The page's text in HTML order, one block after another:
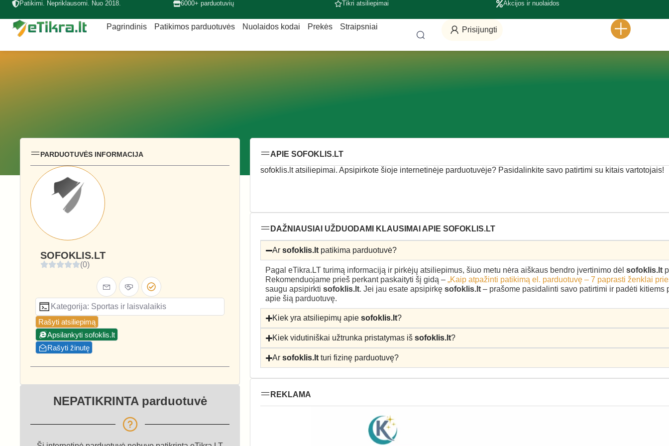
Patikimi. Nepriklausomi. Nuo 2018. 6000+ parduotuvių Tikri atsiliepimai Akcijos ir nuolaidos
Pagrindinis Patikimos parduotuvės Nuolaidos kodai Prekės Straipsniai Prisijungti
PARDUOTUVĖS INFORMACIJA
SOFOKLIS.LT
(0)
Kategorija: Sportas ir laisvalaikis
Rašyti atsiliepimą
Apsilankyti sofoklis.lt
Rašyti žinutę
NEPATIKRINTA parduotuvė
APIE SOFOKLIS.LT
sofoklis.lt atsiliepimai. Apsipirkote šioje internetinėje parduotuvėje? Pasidalinkite savo patirtimi su kitais vartotojais!
DAŽNIAUSIAI UŽDUODAMI KLAUSIMAI APIE SOFOKLIS.LT
Arsofoklis.lt patikima parduotuvė?
Pagal eTikra.LT turimą informaciją ir pirkėjų atsiliepimus, šiuo metu nėra aiškaus bendro įvertinimo dėl sofoklis.lt
Rekomenduojame prieš perkant paskaityti šį gidą – „Kaip atpažinti patikimą el. parduotuvę – 7 paprasti ženklai
saugu apsipirkti sofoklis.lt. Jei jau esate apsipirkę sofoklis.lt – prašome pasidalinti savo patirtimi ir padėti kitiems
apie šią parduotuvę.
Kiek yra atsiliepimų apiesofoklis.lt?
Kiek vidutiniškai užtrunka pristatymas išsofoklis.lt?
Arsofoklis.lt turi fizinę parduotuvę?
REKLAMA